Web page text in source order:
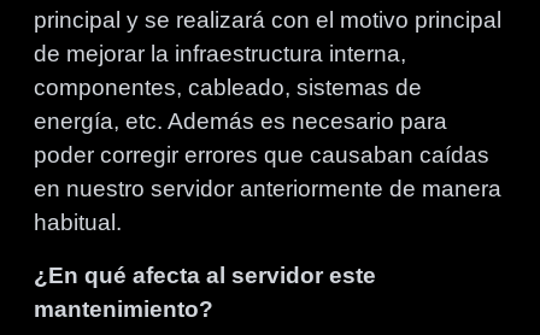
principal y se realizará con el motivo principal
de mejorar la infraestructura interna,
componentes, cableado, sistemas de
energía, etc. Además es necesario para
poder corregir errores que causaban caídas
en nuestro servidor anteriormente de manera
habitual.
¿En qué afecta al servidor este
mantenimiento?